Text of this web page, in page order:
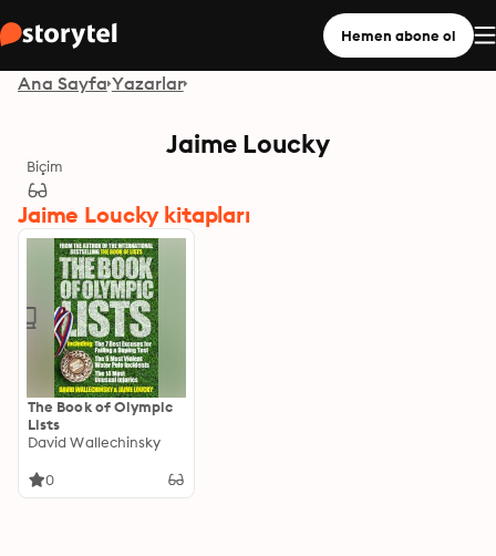
Hemen abone ol
Ana Sayfa Yazarlar
Jaime Loucky
Biçim
Jaime Loucky kitapları
The Book of Olympic
Lists
David Wallechinsky
0